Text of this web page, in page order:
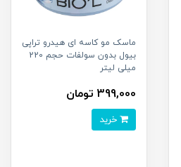
ماسک مو کاسه ای هیدرو تراپی
بیول بدون سولفات حجم 220
میلی لیتر
399,000 تومان